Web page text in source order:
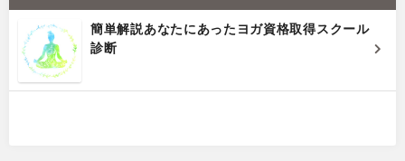
簡単解説あなたにあったヨガ資格取得スクール
診断